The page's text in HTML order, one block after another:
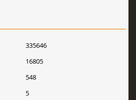
5
335646
16805
548